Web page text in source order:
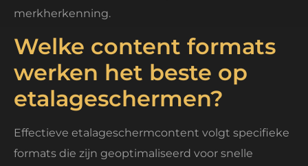
merkherkenning.
Welke content formats
werken het beste op
etalageschermen?
Effectieve etalageschermcontent volgt specifieke
formats die zijn geoptimaliseerd voor snelle